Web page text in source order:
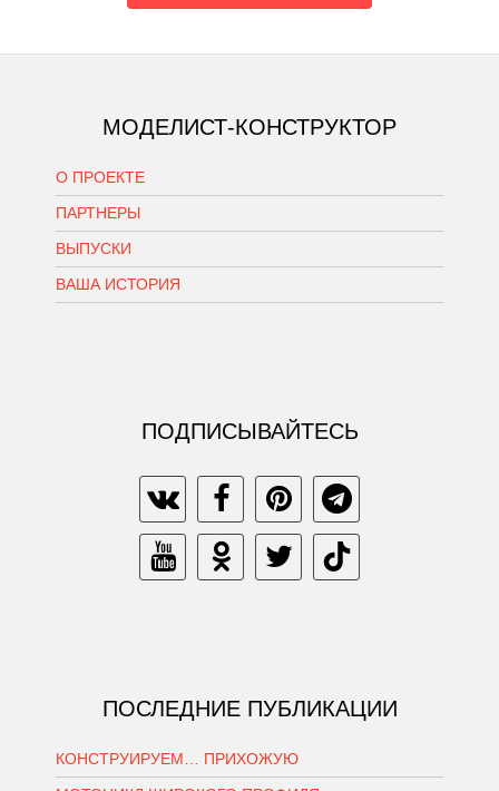
МОДЕЛИСТ-КОНСТРУКТОР
О ПРОЕКТЕ
ПАРТНЕРЫ
ВЫПУСКИ
ВАША ИСТОРИЯ
ПОДПИСЫВАЙТЕСЬ
ПОСЛЕДНИЕ ПУБЛИКАЦИИ
КОНСТРУИРУЕМ… ПРИХОЖУЮ